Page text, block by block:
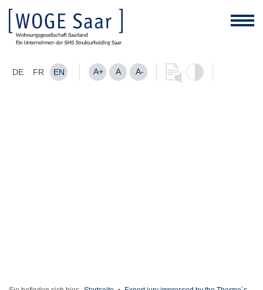
DE FR EN A+ A A-